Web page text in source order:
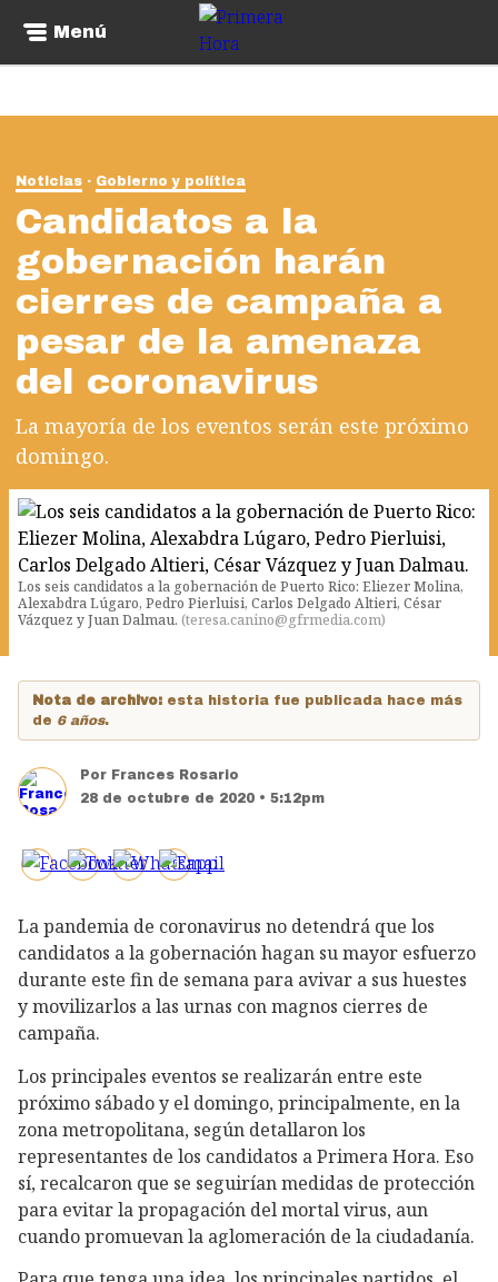
Menú
Noticias Gobierno y política
Candidatos a la
gobernación harán
cierres de campaña a
pesar de la amenaza
del coronavirus
La mayoría de los eventos serán este próximo
domingo.
Los seis candidatos a la gobernación de Puerto Rico: Eliezer Molina,
Alexabdra Lúgaro, Pedro Pierluisi, Carlos Delgado Altieri, César
Vázquez y Juan Dalmau. (teresa.canino@gfrmedia.com)
Nota de archivo: esta historia fue publicada hace más
de 6 años.
Por Frances Rosario
28 de octubre de 2020 • 5:12pm
La pandemia de coronavirus no detendrá que los
candidatos a la gobernación hagan su mayor esfuerzo
durante este fin de semana para avivar a sus huestes
y movilizarlos a las urnas con magnos cierres de
campaña.
Los principales eventos se realizarán entre este
próximo sábado y el domingo, principalmente, en la
zona metropolitana, según detallaron los
representantes de los candidatos a Primera Hora. Eso
sí, recalcaron que se seguirían medidas de protección
para evitar la propagación del mortal virus, aun
cuando promuevan la aglomeración de la ciudadanía.